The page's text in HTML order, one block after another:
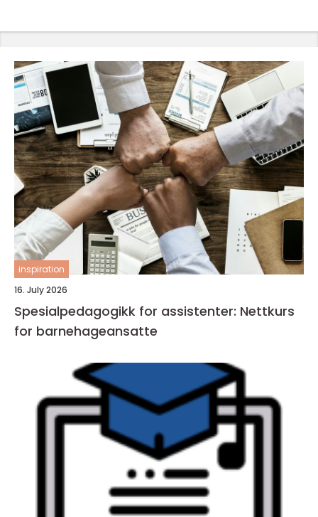
inspiration
16. July 2026
Spesialpedagogikk for assistenter: Nettkurs
for barnehageansatte